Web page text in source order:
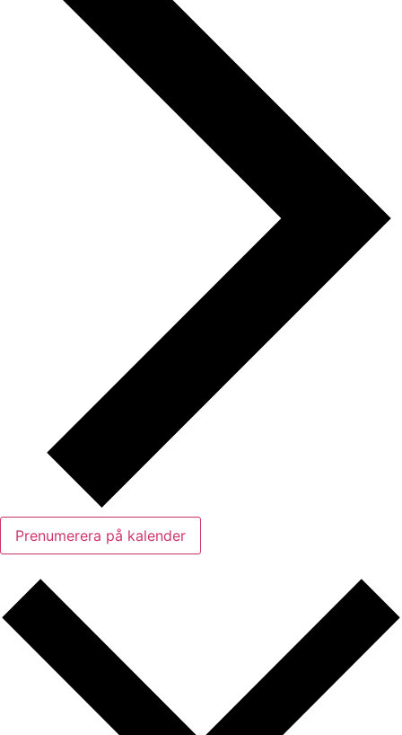
Prenumerera på kalender